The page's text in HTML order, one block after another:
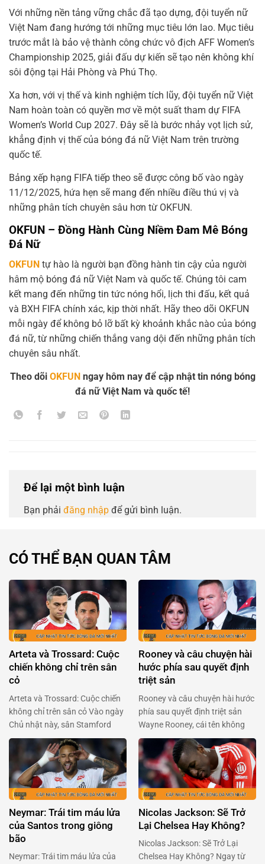
Với những nền tảng vững chắc đã tạo dựng, đội tuyển nữ
Việt Nam đang hướng tới những mục tiêu lớn lao. Mục tiêu
trước mắt là bảo vệ thành công chức vô địch AFF Women’s
Championship 2025, giải đấu dự kiến sẽ tạo nên không khí
sôi động tại Hải Phòng và Phú Thọ.
Xa hơn, với vị thế và kinh nghiệm tích lũy, đội tuyển nữ Việt
Nam hoàn toàn có quyền mơ về một suất tham dự FIFA
Women’s World Cup 2027. Đây sẽ là bước nhảy vọt lịch sử,
khẳng định vị thế của bóng đá nữ Việt Nam trên trường
quốc tế.
Bảng xếp hạng FIFA tiếp theo sẽ được công bố vào ngày
11/12/2025, hứa hẹn sẽ mang đến nhiều điều thú vị và
những phân tích chuyên sâu hơn từ OKFUN.
OKFUN – Đồng Hành Cùng Niềm Đam Mê Bóng
Đá Nữ
OKFUN tự hào là người bạn đồng hành tin cậy của người
hâm mộ bóng đá nữ Việt Nam và quốc tế. Chúng tôi cam
kết mang đến những tin tức nóng hổi, lịch thi đấu, kết quả
và BXH FIFA chính xác, kịp thời nhất. Hãy theo dõi OKFUN
mỗi ngày để không bỏ lỡ bất kỳ khoảnh khắc nào của bóng
đá nữ, từ những chiến thắng vang dội đến những phân tích
chuyên sâu nhất.
Theo dõi OKFUN ngay hôm nay để cập nhật tin nóng bóng
đá nữ Việt Nam và quốc tế!
Để lại một bình luận
Bạn phải đăng nhập để gửi bình luận.
CÓ THỂ BẠN QUAN TÂM
Arteta và Trossard: Cuộc
chiến không chỉ trên sân
cỏ
Arteta và Trossard: Cuộc chiến
không chỉ trên sân cỏ Vào ngày
Chủ nhật này, sân Stamford
Bridge sẽ lại bùng nổ với cuộc
đối đầu giữa Arsenal và
Chelsea. Mikel Arteta, người
đang chèo lái con tàu Arsenal,
đã có những chia sẻ quan trọng
về tình hình của Leandro
Trossard, ngôi sao người …
Rooney và câu chuyện hài
hước phía sau quyết định
triệt sản
Rooney và câu chuyện hài hước
phía sau quyết định triệt sản
Wayne Rooney, cái tên không
chỉ gắn liền với Manchester
United mà còn là huyền thoại
của bóng đá Anh, đã khiến
người hâm mộ phải cười
nghiêng ngả với tiết lộ mới đây.
Trong một podcast của BBC
Sport, Rooney chia sẻ …
Neymar: Trái tim máu lửa
của Santos trong giông
bão
Neymar: Trái tim máu lửa của
Nicolas Jackson: Sẽ Trở
Lại Chelsea Hay Không?
Nicolas Jackson: Sẽ Trở Lại
Chelsea Hay Không? Ngay từ